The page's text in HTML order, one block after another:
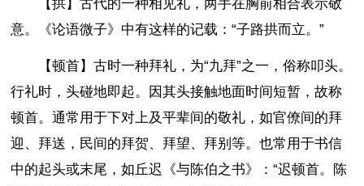
【拱】古代的一种相见礼，两手在胸前相合表示敬
意。《论语微子》中有这样的记载：“子路拱而立。”
【顿首】古时一种拜礼，为“九拜”之一，俗称叩头。
行礼时，头碰地即起。因其头接触地面时间短暂，故称
顿首。通常用于下对上及平辈间的敬礼，如官僚间的拜
迎、拜送，民间的拜贺、拜望、拜别等。也常用于书信
中的起头或末尾，如丘迟《与陈伯之书》：“迟顿首。陈